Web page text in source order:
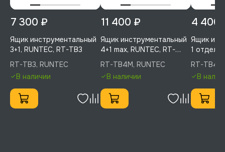
7 300 ₽
Ящик инструментальный
3+1, RUNTEC, RT-TB3
RT-TB3, RUNTEC
В наличии
11 400 ₽
Ящик инструментальный
4+1 max, RUNTEC, RT-
TB4M
RT-TB4M, RUNTEC
В наличии
4 400
Ящик
1
полка,
RT-
В